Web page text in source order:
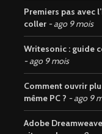
Premiers pas avec
coller
ago 9 mois
Writesonic : guide
ago 9 mois
Comment ouvrir
même PC ?
ago 9
Adobe